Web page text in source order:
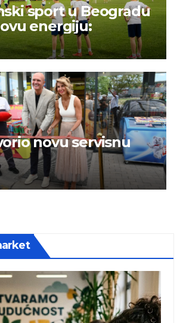
sport u Beogradu
energiju:
novu servisnu